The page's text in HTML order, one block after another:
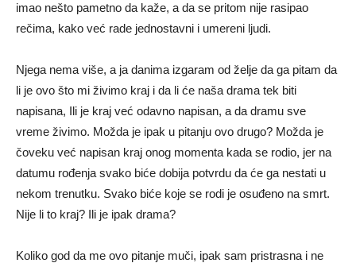
imao nešto pametno da kaže, a da se pritom nije rasipao
rečima, kako već rade jednostavni i umereni ljudi.
Njega nema više, a ja danima izgaram od želje da ga pitam da
li je ovo što mi živimo kraj i da li će naša drama tek biti
napisana, Ili je kraj već odavno napisan, a da dramu sve
vreme živimo. Možda je ipak u pitanju ovo drugo? Možda je
čoveku već napisan kraj onog momenta kada se rodio, jer na
datumu rođenja svako biće dobija potvrdu da će ga nestati u
nekom trenutku. Svako biće koje se rodi je osuđeno na smrt.
Nije li to kraj? Ili je ipak drama?
Koliko god da me ovo pitanje muči, ipak sam pristrasna i ne